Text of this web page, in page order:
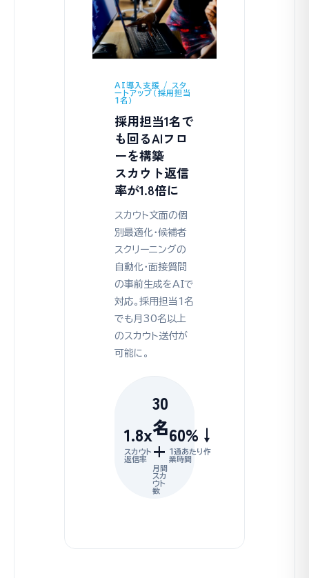
AI導入支援 / スタ
ートアップ（採用担当
1名）
採用担当1名で
も回るAIフロ
ーを構築
スカウト返信
率が1.8倍に
スカウト文面の個
別最適化・候補者
スクリーニングの
自動化・面接質問
の事前生成をAIで
対応。採用担当1名
でも月30名以上
のスカウト送付が
可能に。
1.8x
スカウト
返信率
30
名
+
月間
スカ
ウト
数
60%↓
1通あたり作
業時間